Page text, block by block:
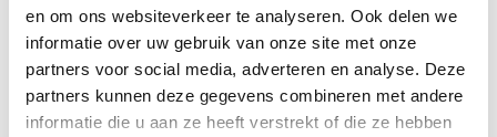
en om ons websiteverkeer te analyseren. Ook delen we
informatie over uw gebruik van onze site met onze
partners voor social media, adverteren en analyse. Deze
partners kunnen deze gegevens combineren met andere
informatie die u aan ze heeft verstrekt of die ze hebben
Woe.NM (4 u., excl. vakantiedag)
€ 15,00 incl. BTW
Schoolweekdag
€ 15,00 incl. BTW